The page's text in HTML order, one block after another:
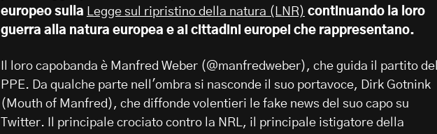
europeo sulla Legge sul ripristino della natura (LNR) continuando la loro
guerra alla natura europea e ai cittadini europei che rappresentano.
Il loro capobanda è Manfred Weber (@manfredweber), che guida il partito del
PPE. Da qualche parte nell'ombra si nasconde il suo portavoce, Dirk Gotnink
(Mouth of Manfred), che diffonde volentieri le fake news del suo capo su
Twitter. Il principale crociato contro la NRL, il principale istigatore della